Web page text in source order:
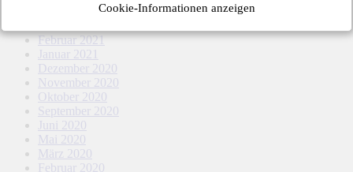
Februar 2021
Januar 2021
Dezember 2020
November 2020
Oktober 2020
September 2020
Juni 2020
Mai 2020
März 2020
Februar 2020
Cookie-Informationen anzeigen